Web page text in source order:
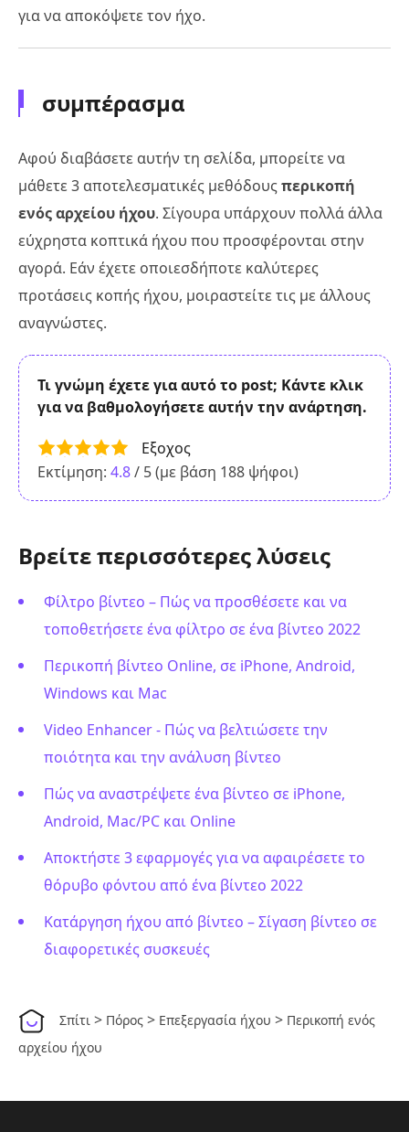
για να αποκόψετε τον ήχο.
συμπέρασμα
Αφού διαβάσετε αυτήν τη σελίδα, μπορείτε να
μάθετε 3 αποτελεσματικές μεθόδουςπερικοπή
ενός αρχείου ήχου. Σίγουρα υπάρχουν πολλά άλλα
εύχρηστα κοπτικά ήχου που προσφέρονται στην
αγορά. Εάν έχετε οποιεσδήποτε καλύτερες
προτάσεις κοπής ήχου, μοιραστείτε τις με άλλους
αναγνώστες.
Τι γνώμη έχετε για αυτό το post; Κάντε κλικ
για να βαθμολογήσετε αυτήν την ανάρτηση.
Εξοχος
Εκτίμηση: 4.8/ 5 (με βάση 188 ψήφοι)
Βρείτε περισσότερες λύσεις
Φίλτρο βίντεο – Πώς να προσθέσετε και να
τοποθετήσετε ένα φίλτρο σε ένα βίντεο 2022
Περικοπή βίντεο Online, σε iPhone, Android,
Windows και Mac
Video Enhancer - Πώς να βελτιώσετε την
ποιότητα και την ανάλυση βίντεο
Πώς να αναστρέψετε ένα βίντεο σε iPhone,
Android, Mac/PC και Online
Αποκτήστε 3 εφαρμογές για να αφαιρέσετε το
θόρυβο φόντου από ένα βίντεο 2022
Κατάργηση ήχου από βίντεο – Σίγαση βίντεο σε
διαφορετικές συσκευές
Σπίτι > Πόρος > Επεξεργασία ήχου > Περικοπή ενός
αρχείου ήχου